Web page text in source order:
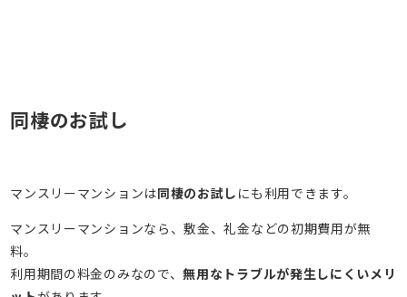
同棲のお試し
マンスリーマンションは同棲のお試し にも利用できます。
マンスリーマンションなら、敷金、礼金などの初期費用が無
料。
利用期間の料金のみなので、無用なトラブルが発生しにくいメリ